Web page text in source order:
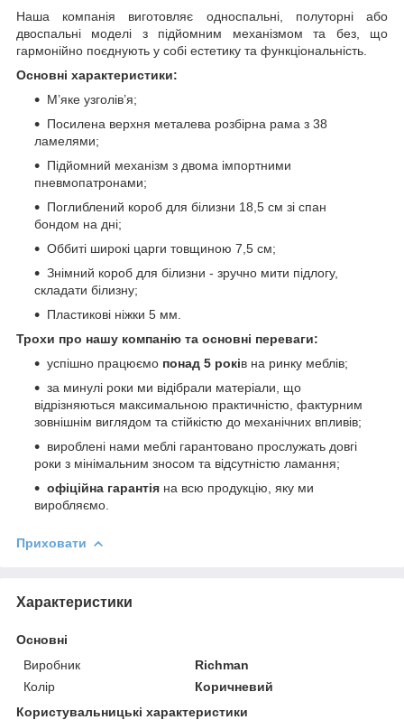
Наша компанія виготовляє односпальні, полуторні або
двоспальні моделі з підйомним механізмом та без, що
гармонійно поєднують у собі естетику та функціональність.
Основні характеристики:
М’яке узголів’я;
Посилена верхня металева розбірна рама з 38
ламелями;
Підйомний механізм з двома імпортними
пневмопатронами;
Поглиблений короб для білизни 18,5 см зі спан
бондом на дні;
Оббиті широкі царги товщиною 7,5 см;
Знімний короб для білизни - зручно мити підлогу,
складати білизну;
Пластикові ніжки 5 мм.
Трохи про нашу компанію та основні переваги:
успішно працюємо понад 5 років на ринку меблів;
за минулі роки ми відібрали матеріали, що
відрізняються максимальною практичністю, фактурним
зовнішнім виглядом та стійкістю до механічних впливів;
вироблені нами меблі гарантовано прослужать довгі
роки з мінімальним зносом та відсутністю ламання;
офіційна гарантія на всю продукцію, яку ми
виробляємо.
Приховати
Характеристики
Основні
Виробник
Richman
Колір
Коричневий
Користувальницькі характеристики